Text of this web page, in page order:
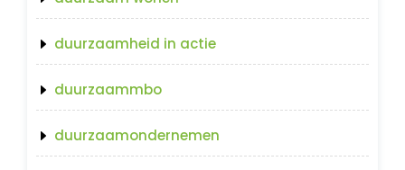
duurzaamheid in actie
duurzaammbo
duurzaamondernemen